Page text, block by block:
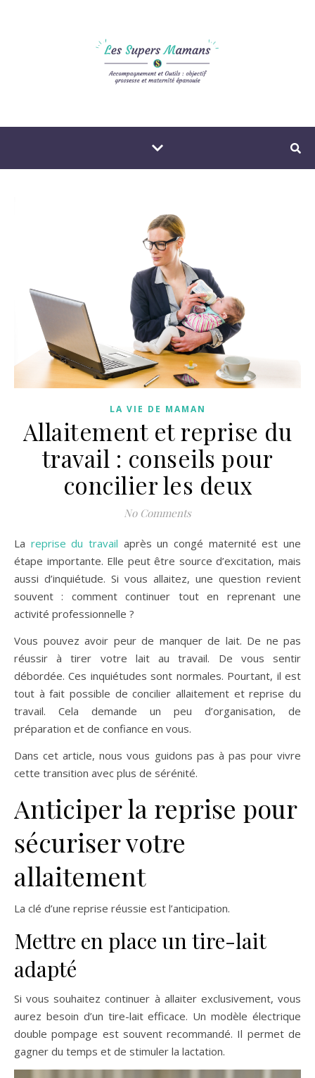
LA VIE DE MAMAN
Allaitement et reprise du
travail : conseils pour
concilier les deux
No Comments
La reprise du travail après un congé maternité est une
étape importante. Elle peut être source d’excitation, mais
aussi d’inquiétude. Si vous allaitez, une question revient
souvent : comment continuer tout en reprenant une
activité professionnelle ?
Vous pouvez avoir peur de manquer de lait. De ne pas
réussir à tirer votre lait au travail. De vous sentir
débordée. Ces inquiétudes sont normales. Pourtant, il est
tout à fait possible de concilier allaitement et reprise du
travail. Cela demande un peu d’organisation, de
préparation et de confiance en vous.
Dans cet article, nous vous guidons pas à pas pour vivre
cette transition avec plus de sérénité.
Anticiper la reprise pour
sécuriser votre
allaitement
La clé d’une reprise réussie est l’anticipation.
Mettre en place un tire-lait
adapté
Si vous souhaitez continuer à allaiter exclusivement, vous
aurez besoin d’un tire-lait efficace. Un modèle électrique
double pompage est souvent recommandé. Il permet de
gagner du temps et de stimuler la lactation.